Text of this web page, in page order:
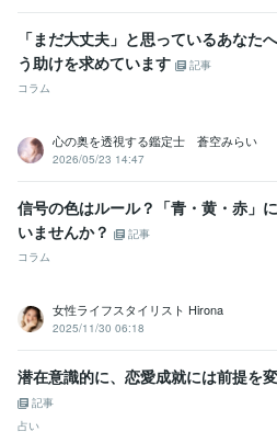
株式会社クラウドワークス 2018年1
資格・検定
日商簿記検定2級
ビジネス・クリエイティブツール
カラーミーショップ:15年 freee:6年勘定
Canva:3年
占い
恋愛 仕事 人間関係 開運
「まだ大丈夫」と思っているあなた
う助けを求めています
記事
コラム
心の奥を透視する鑑定士 蒼空みらい
2026/05/23 14:47
信号の色はルール？「青・黄・赤」
いませんか？
記事
コラム
女性ライフスタイリスト Hirona
2025/11/30 06:18
潜在意識的に、恋愛成就には前提を
記事
占い